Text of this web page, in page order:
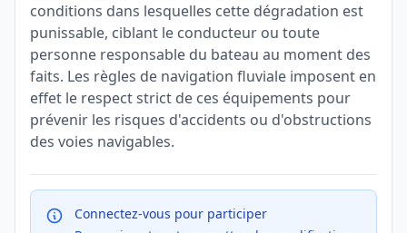
conditions dans lesquelles cette dégradation est
punissable, ciblant le conducteur ou toute
personne responsable du bateau au moment des
faits. Les règles de navigation fluviale imposent en
effet le respect strict de ces équipements pour
prévenir les risques d'accidents ou d'obstructions
des voies navigables.
Connectez-vous pour participer